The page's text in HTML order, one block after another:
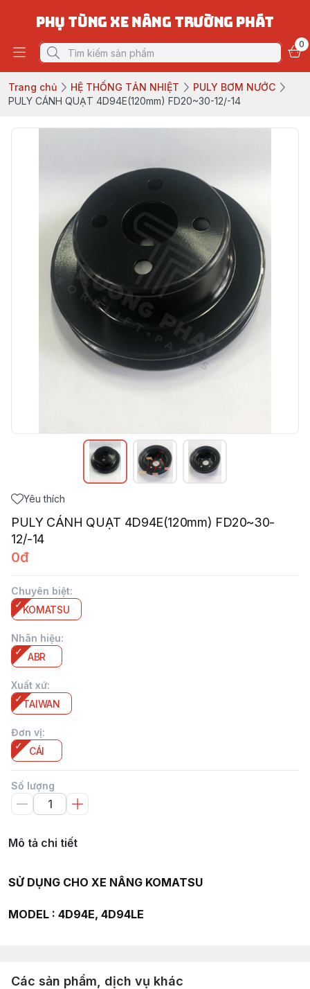
PHỤ TÙNG XE NÂNG TRƯỜNG PHÁT
0
Trang chủ HỆ THỐNG TẢN NHIỆT
PULY BƠM NƯỚC
PULY CÁNH QUẠT 4D94E(120mm) FD20~30-12/-14
Yêu thích
PULY CÁNH QUẠT 4D94E(120mm) FD20~30-
12/-14
0đ
Chuyên biệt:
KOMATSU
Nhãn hiệu:
ABR
Xuất xứ:
TAIWAN
Đơn vị:
CÁI
Số lượng
Mô tả chi tiết
SỬ DỤNG CHO XE NÂNG KOMATSU
MODEL : 4D94E, 4D94LE
Các sản phẩm, dịch vụ khác